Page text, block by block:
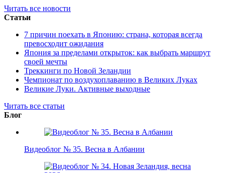
Читать все новости
Статьи
7 причин поехать в Японию: страна, которая всегда
превосходит ожидания
Япония за пределами открыток: как выбрать маршрут
своей мечты
Треккинги по Новой Зеландии
Чемпионат по воздухоплаванию в Великих Луках
Великие Луки. Активные выходные
Читать все статьи
Блог
Видеоблог № 35. Весна в Албании